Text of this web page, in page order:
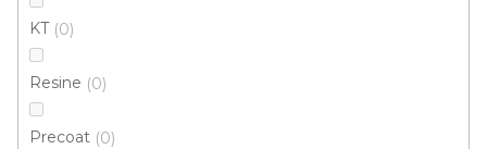
KT 0
Resine 0
Precoat 0
4 m